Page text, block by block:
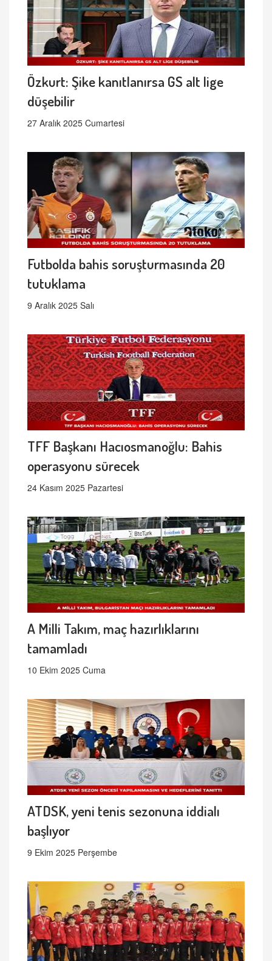
Özkurt: Şike kanıtlanırsa GS alt lige
düşebilir
27 Aralık 2025 Cumartesi
Futbolda bahis soruşturmasında 20
tutuklama
9 Aralık 2025 Salı
TFF Başkanı Hacıosmanoğlu: Bahis
operasyonu sürecek
24 Kasım 2025 Pazartesi
A Milli Takım, maç hazırlıklarını
tamamladı
10 Ekim 2025 Cuma
ATDSK, yeni tenis sezonuna iddialı
başlıyor
9 Ekim 2025 Perşembe